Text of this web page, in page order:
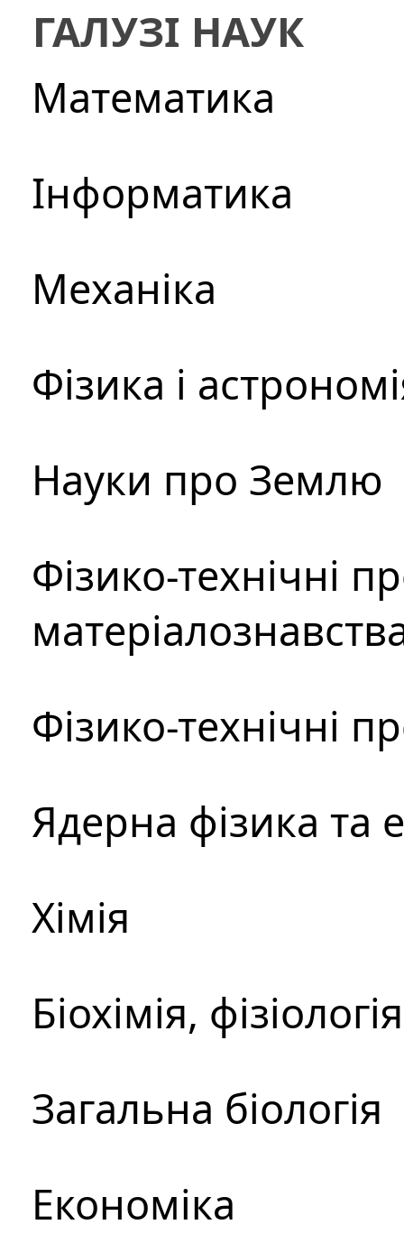
ГАЛУЗІ НАУК
Математика
Інформатика
Механіка
Фізика і
Науки про Землю
Фізико-технічні
Фізико-технічні
Ядерна фізика та
Хімія
Біохімія,
Загальна біологія
Економіка